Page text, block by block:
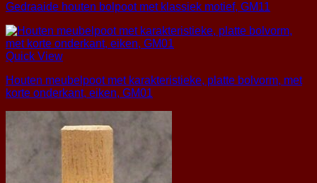
Gedraaide houten bolpoot met klassiek motief, GM11
Quick View
Houten meubelpoot met karakteristieke, platte bolvorm, met
korte onderkant, eiken, GM01